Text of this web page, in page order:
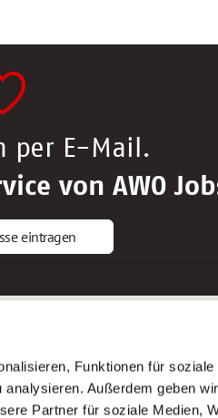
Funktionen für soziale
Außerdem geben wir
Partner für soziale Medien,
per E-Mail.
von AWO
eintragen
AWO Gliederungen nach Bundesland
Stellenangebote nach Bundesländern
Sitemap